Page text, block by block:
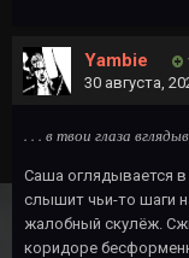
Yambie
30 августа,
. . . в твои глаза
Саша оглядывается в
слышит чьи-то шаги
жалобный скулёж.
коридоре